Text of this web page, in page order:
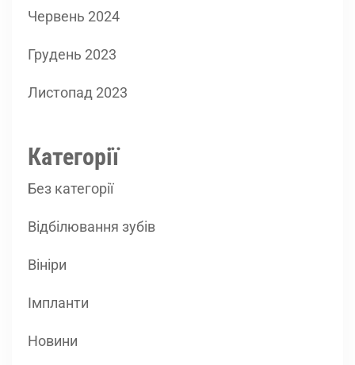
Червень 2024
Грудень 2023
Листопад 2023
Категорії
Без категорії
Відбілювання зубів
Вініри
Імпланти
Новини